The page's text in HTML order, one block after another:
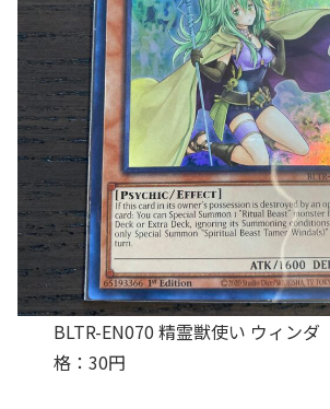
BLTR-EN070 精霊獣使い ウィン
格：30円